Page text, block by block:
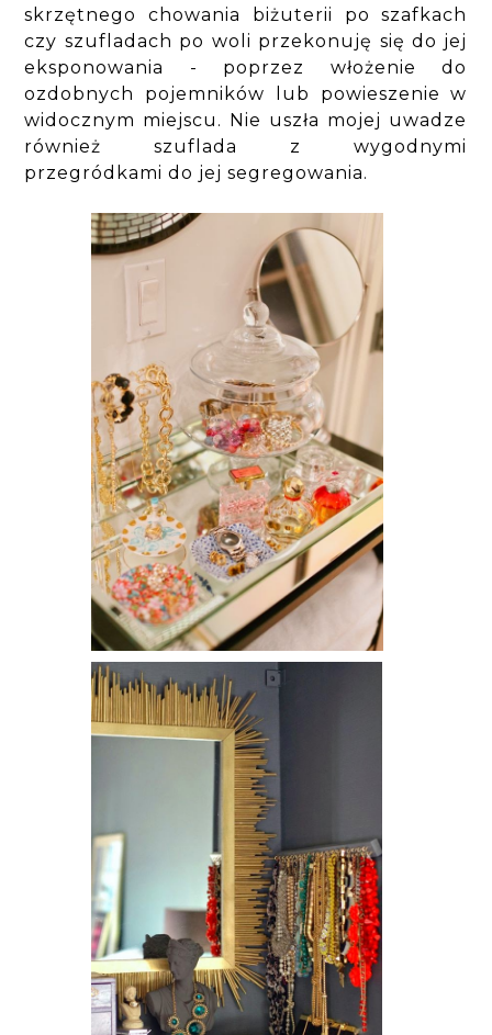
skrzętnego chowania biżuterii po szafkach
czy szufladach po woli przekonuję się do jej
eksponowania - poprzez włożenie do
ozdobnych pojemników lub powieszenie w
widocznym miejscu. Nie uszła mojej uwadze
również szuflada z wygodnymi
przegródkami do jej segregowania.